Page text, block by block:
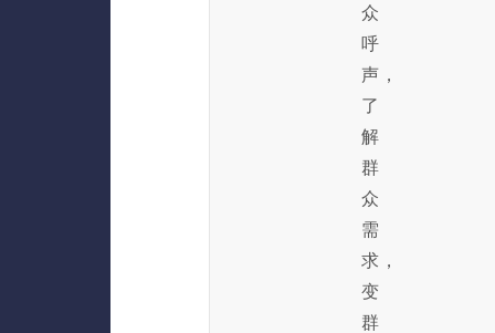
众
呼
声，
了
解
群
众
需
求，
变
群